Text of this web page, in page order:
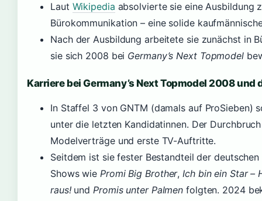
Laut Wikipedia absolvierte sie eine Ausbildung
Bürokommunikation – eine solide
Nach der Ausbildung arbeitete sie zunächst in
sie sich 2008 bei Germany’s Next Topmodel
Karriere bei Germany’s Next Topmodel 2008 und
In Staffel 3 von GNTM (damals auf ProSieben)
unter die letzten Kandidatinnen. Der
Modelverträge und erste TV-Auftritte.
Seitdem ist sie fester Bestandteil der deutschen
Shows wiePromi Big Brother,Ich bin ein Star –
raus!und Promis unter Palmen folgten. 2024